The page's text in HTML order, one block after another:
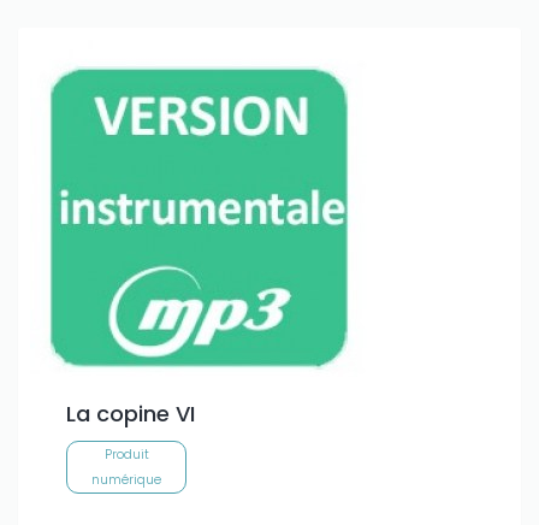
La copine VI
Produit
numérique